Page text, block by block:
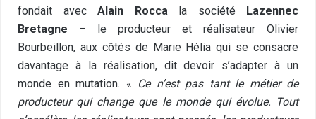
fondait avec Alain Rocca la société Lazennec
Bretagne – le producteur et réalisateur Olivier
Bourbeillon, aux côtés de Marie Hélia qui se consacre
davantage à la réalisation, dit devoir s’adapter à un
monde en mutation. « Ce n’est pas tant le métier de
producteur qui change que le monde qui évolue. Tout